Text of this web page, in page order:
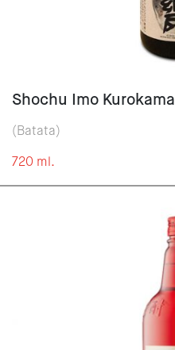
Shochu Imo Kurokama
(Batata)
720 ml.